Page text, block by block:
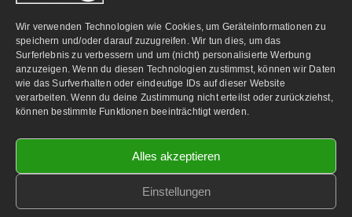
Wir verwenden Technologien wie Cookies, um Geräteinformationen zu
speichern und/oder darauf zuzugreifen. Wir tun dies, um das
Surferlebnis zu verbessern und um (nicht) personalisierte Werbung
anzuzeigen. Wenn du diesen Technologien zustimmst, können wir Daten
wie das Surfverhalten oder eindeutige IDs auf dieser Website
verarbeiten. Wenn du deine Zustimmung nicht erteilst oder zurückziehst,
können bestimmte Funktionen beeinträchtigt werden.
Alles akzeptieren
Einstellungen
2026 KT1 Privatfernsehen - Alle Rechte vorbehalten.